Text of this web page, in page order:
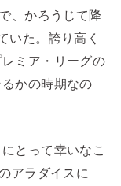
、かろうじて降
いた。誇り高く
ミア・リーグの
かの時期なの
とって幸いなこ
アラダイスに